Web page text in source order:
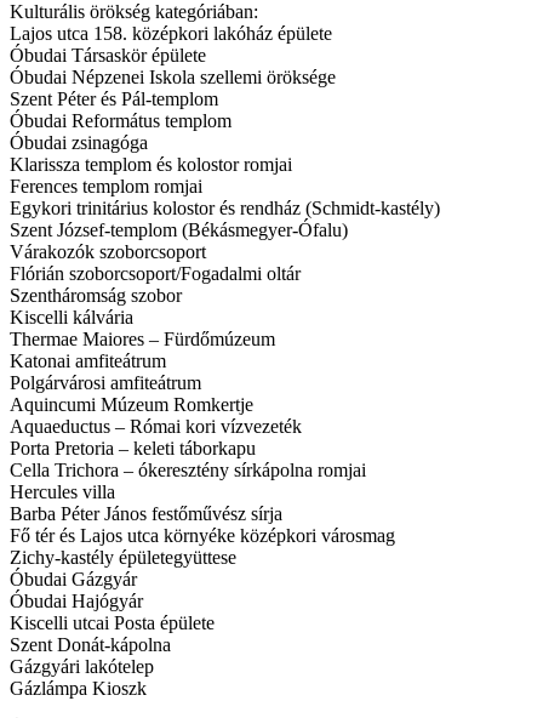
Kulturális örökség kategóriában:
Lajos utca 158. középkori lakóház épülete
Óbudai Társaskör épülete
Óbudai Népzenei Iskola szellemi öröksége
Szent Péter és Pál-templom
Óbudai Református templom
Óbudai zsinagóga
Klarissza templom és kolostor romjai
Ferences templom romjai
Egykori trinitárius kolostor és rendház (Schmidt-kastély)
Szent József-templom (Békásmegyer-Ófalu)
Várakozók szoborcsoport
Flórián szoborcsoport/Fogadalmi oltár
Szentháromság szobor
Kiscelli kálvária
Thermae Maiores – Fürdőmúzeum
Katonai amfiteátrum
Polgárvárosi amfiteátrum
Aquincumi Múzeum Romkertje
Aquaeductus – Római kori vízvezeték
Porta Pretoria – keleti táborkapu
Cella Trichora – ókeresztény sírkápolna romjai
Hercules villa
Barba Péter János festőművész sírja
Fő tér és Lajos utca környéke középkori városmag
Zichy-kastély épületegyüttese
Óbudai Gázgyár
Óbudai Hajógyár
Kiscelli utcai Posta épülete
Szent Donát-kápolna
Gázgyári lakótelep
Gázlámpa Kioszk